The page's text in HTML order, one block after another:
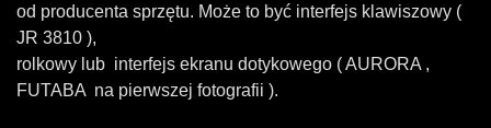
od producenta sprzętu. Może to być interfejs klawiszowy (
JR 3810 ),
rolkowy lub interfejs ekranu dotykowego ( AURORA ,
FUTABA na pierwszej fotografii ).